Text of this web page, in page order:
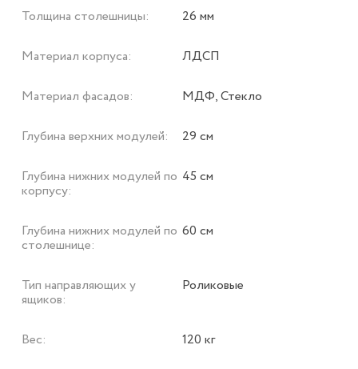
Толщина столешницы: 26 мм
Материал корпуса: ЛДСП
Материал фасадов: МДФ, Стекло
Глубина верхних модулей: 29 см
Глубина нижних модулей по
корпусу:
45 см
Глубина нижних модулей по
столешнице:
60 см
Тип направляющих у
ящиков:
Роликовые
Вес: 120 кг